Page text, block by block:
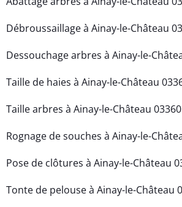
Débroussaillage à Ainay-le-Château
Dessouchage arbres à Ainay-le-
Taille de haies à Ainay-le-Château
Taille arbres à Ainay-le-Château 03360
Rognage de souches à Ainay-le-
Pose de clôtures à Ainay-le-Château
Tonte de pelouse à Ainay-le-Château